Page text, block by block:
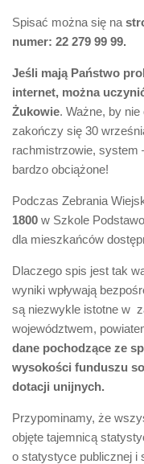
Spisać można się na
numer: 22 279 99 99.
Jeśli mają Państwo
internet, można
Żukowie. Ważne, by nie
zakończy się 30
rachmistrzowie, system
bardzo obciążone!
Podczas Zebrania
1800 w Szkole
dla mieszkańców
Dlaczego spis jest tak
wyniki wpływają
są niezwykle istotne w
województwem,
dane pochodzące ze
wysokości funduszu
dotacji unijnych.
Przypominamy, że
objęte tajemnicą
o statystyce publicznej i